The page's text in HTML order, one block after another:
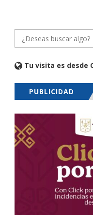
Tu visita es desde
PUBLICIDAD